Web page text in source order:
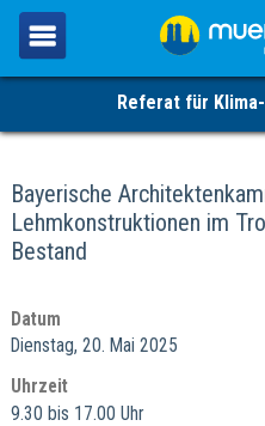
Referat für
Bayerische
Lehmkonstruktionen im
Bestand
Datum
Dienstag, 20. Mai 2025
Uhrzeit
9.30 bis 17.00 Uhr